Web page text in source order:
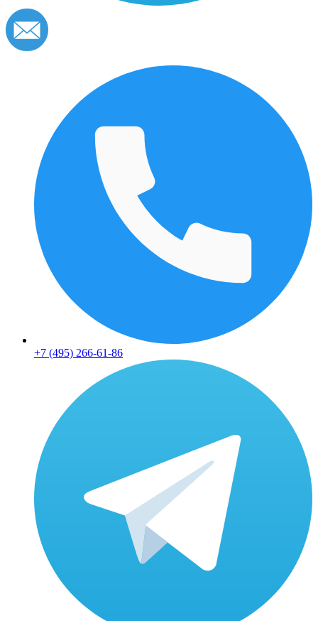
+7 (495) 266-61-86